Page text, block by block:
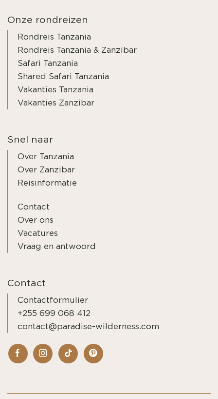
Onze rondreizen
Rondreis Tanzania
Rondreis Tanzania & Zanzibar
Safari Tanzania
Shared Safari Tanzania
Vakanties Tanzania
Vakanties Zanzibar
Snel naar
Over Tanzania
Over Zanzibar
Reisinformatie
Contact
Over ons
Vacatures
Vraag en antwoord
Contact
Contactformulier
+255 699 068 412
contact@paradise-wilderness.com